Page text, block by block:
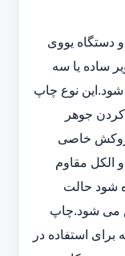
دستگاه یووی
ساده یا سه
نوع چاپ
جوهر
روکش خاصی
الکل مقاوم
شود حالت
می شود.چاپ
استفاده در